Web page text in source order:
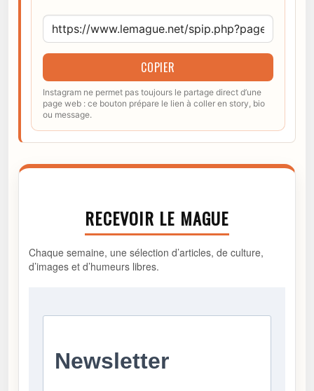
COPIER
Instagram ne permet pas toujours le partage direct d’une
page web : ce bouton prépare le lien à coller en story, bio
ou message.
RECEVOIR LE MAGUE
Chaque semaine, une sélection d’articles, de culture,
d’images et d’humeurs libres.